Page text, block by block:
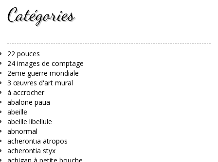
Catégories
22 pouces
24 images de comptage
2eme guerre mondiale
3 œuvres d'art mural
à accrocher
abalone paua
abeille
abeille libellule
abnormal
acherontia atropos
acherontia styx
achigan à petite bouche